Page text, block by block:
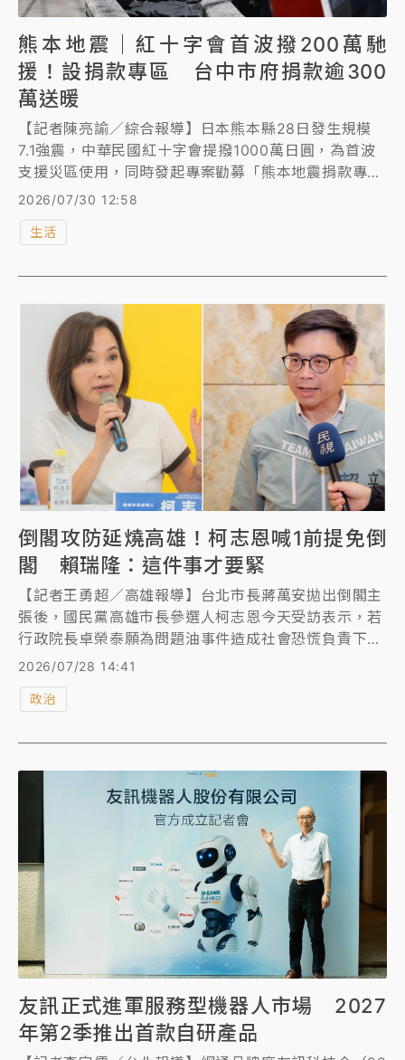
熊本地震｜紅十字會首波撥200萬馳
援！設捐款專區 台中市府捐款逾300
萬送暖
【記者陳亮諭／綜合報導】日本熊本縣28日發生規模
7.1強震，中華民國紅十字會提撥1000萬日圓，為首波
支援災區使用，同時發起專案勸募「熊本地震捐款專
區」。台中市政府昨（29日）捐10萬美元、民進黨多
2026/07/30 12:58
生活
倒閣攻防延燒高雄！柯志恩喊1前提免倒
閣 賴瑞隆：這件事才要緊
【記者王勇超／高雄報導】台北市長蔣萬安拋出倒閣主
張後，國民黨高雄市長參選人柯志恩今天受訪表示，若
行政院長卓榮泰願為問題油事件造成社會恐慌負責下
台，「大概就不需要倒閣」；民進黨高雄市長參選人賴
瑞隆則認為，是否提出倒閣屬立法院依憲政機制行使職
權，但朝野當前更應聚焦中央總預算及重大法案審議，
2026/07/28 14:41
政治
友訊正式進軍服務型機器人市場 2027
年第2季推出首款自研產品